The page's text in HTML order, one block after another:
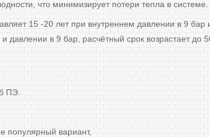
что минимизирует потери тепла в системе.
15 -20 лет при внутреннем давлении в 9 бар
давлении в 9 бар, расчётный срок возрастает до
ПЭ.
популярный вариант,